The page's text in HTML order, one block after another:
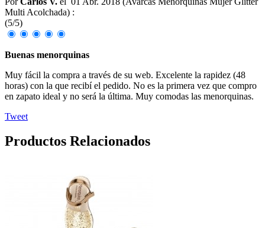
Multi Acolchada) :
(5/5)
Buenas menorquinas
Muy fácil la compra a través de su web. Excelente la rapidez (48
horas) con la que recibí el pedido. No es la primera vez que compro
en zapato ideal y no será la última. Muy comodas las menorquinas.
Tweet
Productos Relacionados